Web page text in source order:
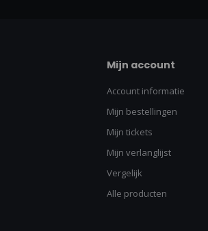
Mijn account
Account informatie
Mijn bestellingen
Mijn tickets
Mijn verlanglijst
Vergelijk
Alle producten